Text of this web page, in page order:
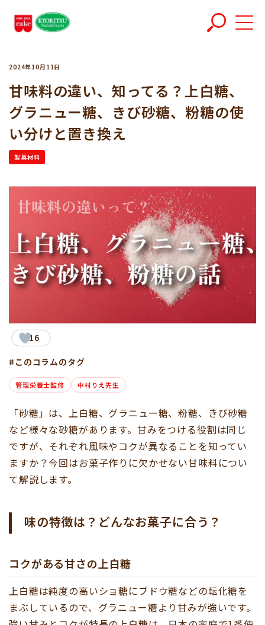
2024年10月11日
甘味料の違い、知ってる？上白糖、
グラニュー糖、きび砂糖、粉糖の使
い分けと置き換え
製菓材料
16
#このコラムのタグ
管理栄養士監修 中村りえ先生
「砂糖」は、上白糖、グラニュー糖、粉糖、きび砂糖
など様々な砂糖があります。甘みをつける役割は同じ
ですが、それぞれ風味やコクが異なることを知ってい
ますか？今回はお菓子作りに欠かせない甘味料につい
て解説します。
味の特徴は？どんなお菓子に合う？
コクがある甘さの上白糖
上白糖は純度の高いショ糖にブドウ糖などの転化糖を
まぶしているので、グラニュー糖より甘みが強いです。